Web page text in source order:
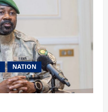
NATION